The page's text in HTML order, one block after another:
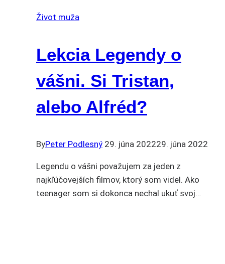
Život muža
Lekcia Legendy o
vášni. Si Tristan,
alebo Alfréd?
ByPeter Podlesný 29. júna 202229. júna 2022
Legendu o vášni považujem za jeden z
najkľúčovejších filmov, ktorý som videl. Ako
teenager som si dokonca nechal ukuť svoj…